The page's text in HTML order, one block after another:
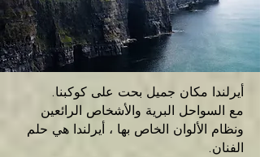
أيرلندا مكان جميل بحت على كوكبنا.
مع السواحل البرية والأشخاص الرائعين
ونظام الألوان الخاص بها ، أيرلندا هي حلم
الفنان.